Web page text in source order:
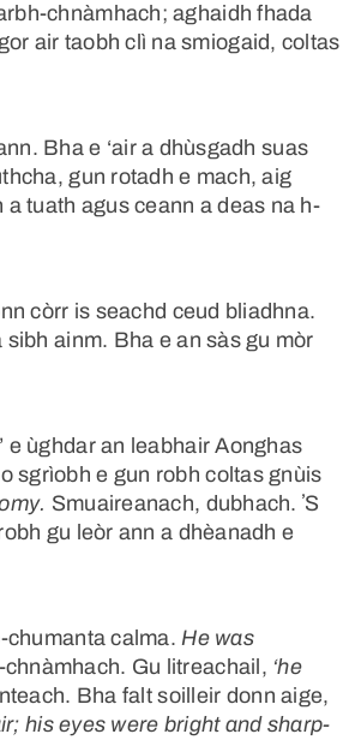
chnàmhach; aghaidh fhada
air taobh clì na smiogaid, coltas
ann. Bha e ‘air a dhùsgadh suas
gun rotadh e mach, aig
tuath agus ceann a deas na h-
còrr is seachd ceud bliadhna.
ainm. Bha e an sàs gu mòr
e ùghdar an leabhair Aonghas
sgrìobh e gun robh coltas gnùis
Smuaireanach, dubhach. ʼS
gu leòr ann a dhèanadh e
chumanta calma.He was
Gu litreachail, ‘he
Bha falt soilleir donn aige,
his eyes were bright and sharp-